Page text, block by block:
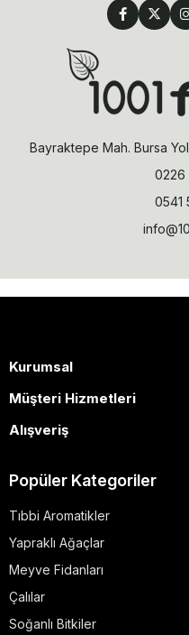
Bayraktepe Mah. Bursa
0226
0541
Kurumsal
Müşteri Hizmetleri
Alışveriş
Popüler Kategoriler
Tıbbi Aromatikler
Yapraklı Ağaçlar
Meyve Fidanları
Çalılar
Soğanlı Bitkiler